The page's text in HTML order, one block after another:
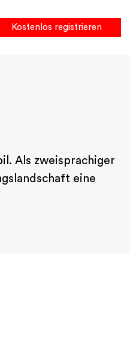
Kostenlos registrieren
Als zweisprachiger
eine